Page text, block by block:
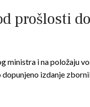
prošlosti
i na položaju
izdanje